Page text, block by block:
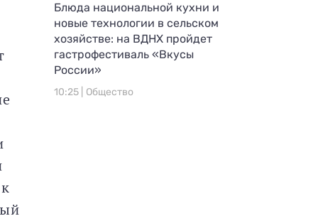
Блюда национальной кухни и
новые технологии в сельском
хозяйстве: на ВДНХ пройдет
гастрофестиваль «Вкусы
России»
10:25 | Общество